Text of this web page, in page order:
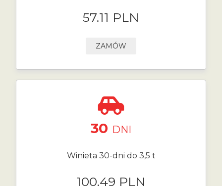
57.11 PLN
ZAMÓW
30 DNI
Winieta 30-dni do 3,5 t
100.49 PLN